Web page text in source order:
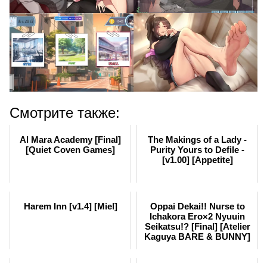
Смотрите также:
Al Mara Academy [Final]
[Quiet Coven Games]
The Makings of a Lady -
Purity Yours to Defile -
[v1.00] [Appetite]
Harem Inn [v1.4] [Miel]
Oppai Dekai!! Nurse to
Ichakora Ero×2 Nyuuin
Seikatsu!? [Final] [Atelier
Kaguya BARE & BUNNY]